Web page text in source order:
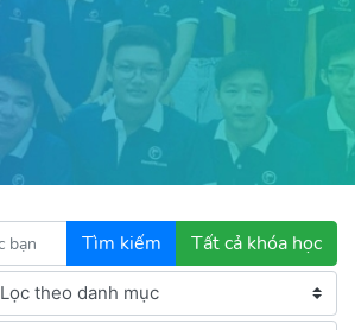
Tìm kiếm Tất cả khóa học
Lọc theo danh mục